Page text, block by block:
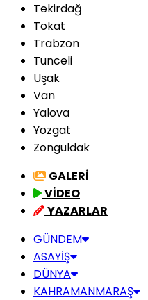
Tekirdağ
Tokat
Trabzon
Tunceli
Uşak
Van
Yalova
Yozgat
Zonguldak
GALERİ
VİDEO
YAZARLAR
GÜNDEM
ASAYİŞ
DÜNYA
KAHRAMANMARAŞ